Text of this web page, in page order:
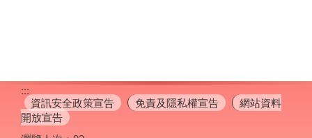
:::
資訊安全政策宣告
免責及隱私權宣告
網站資料
開放宣告